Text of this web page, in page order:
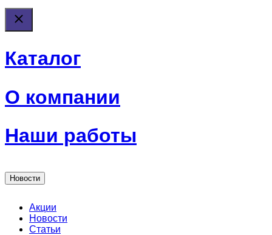
Каталог
О компании
Наши работы
Новости
Акции
Новости
Статьи